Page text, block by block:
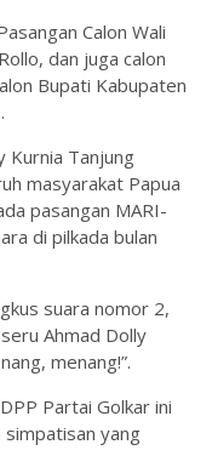
Calon Wali
dan juga calon
Bupati Kabupaten
Kurnia Tanjung
masyarakat Papua
pasangan MARI-
di pilkada bulan
suara nomor 2,
Ahmad Dolly
menang!”.
Partai Golkar ini
yang